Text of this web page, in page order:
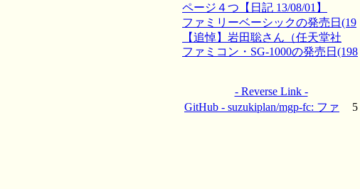
ページ４つ【日記 13/08/01】
ファミリーベーシックの発売日(19
84)【日記 14/06/21】
【追悼】岩田聡さん（任天堂社
長）【日記 15/07/13】
ファミコン・SG-1000の発売日(198
- Reverse Link -
GitHub - suzukiplan/mgp-fc: ファ
5